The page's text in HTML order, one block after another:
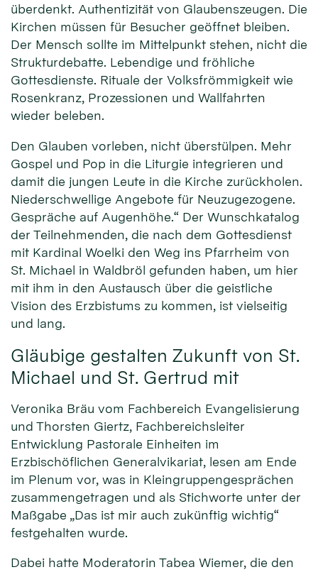
überdenkt. Authentizität von Glaubenszeugen. Die
Kirchen müssen für Besucher geöffnet bleiben.
Der Mensch sollte im Mittelpunkt stehen, nicht die
Strukturdebatte. Lebendige und fröhliche
Gottesdienste. Rituale der Volksfrömmigkeit wie
Rosenkranz, Prozessionen und Wallfahrten
wieder beleben.
Den Glauben vorleben, nicht überstülpen. Mehr
Gospel und Pop in die Liturgie integrieren und
damit die jungen Leute in die Kirche zurückholen.
Niederschwellige Angebote für Neuzugezogene.
Gespräche auf Augenhöhe.“ Der Wunschkatalog
der Teilnehmenden, die nach dem Gottesdienst
mit Kardinal Woelki den Weg ins Pfarrheim von
St. Michael in Waldbröl gefunden haben, um hier
mit ihm in den Austausch über die geistliche
Vision des Erzbistums zu kommen, ist vielseitig
und lang.
Gläubige gestalten Zukunft von St.
Michael und St. Gertrud mit
Veronika Bräu vom Fachbereich Evangelisierung
und Thorsten Giertz, Fachbereichsleiter
Entwicklung Pastorale Einheiten im
Erzbischöflichen Generalvikariat, lesen am Ende
im Plenum vor, was in Kleingruppengesprächen
zusammengetragen und als Stichworte unter der
Maßgabe „Das ist mir auch zukünftig wichtig“
festgehalten wurde.
Dabei hatte Moderatorin Tabea Wiemer, die den